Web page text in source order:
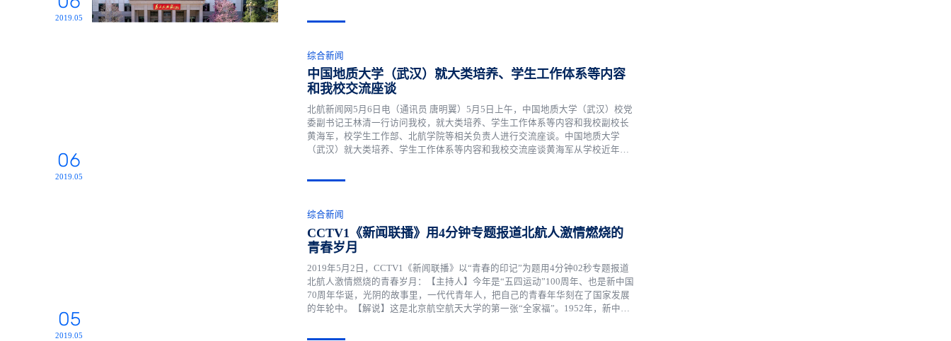
2019.05
06
2019.05
综合新闻
中国地质大学（武汉）就大类培养、学生工作体系等内容
和我校交流座谈
北航新闻网5月6日电（通讯员 唐明翼）5月5日上午，中国地质大学（武汉）校党
委副书记王林清一行访问我校，就大类培养、学生工作体系等内容和我校副校长
黄海军，校学生工作部、北航学院等相关负责人进行交流座谈。中国地质大学
（武汉）就大类培养、学生工作体系等内容和我校交流座谈黄海军从学校近年的
05
2019.05
综合新闻
CCTV1《新闻联播》用4分钟专题报道北航人激情燃烧的
青春岁月
2019年5月2日，CCTV1《新闻联播》以“青春的印记”为题用4分钟02秒专题报道
北航人激情燃烧的青春岁月：【主持人】今年是“五四运动”100周年、也是新中国
70周年华诞，光阴的故事里，一代代青年人，把自己的青春年华刻在了国家发展
的年轮中。【解说】这是北京航空航天大学的第一张“全家福”。1952年，新中国